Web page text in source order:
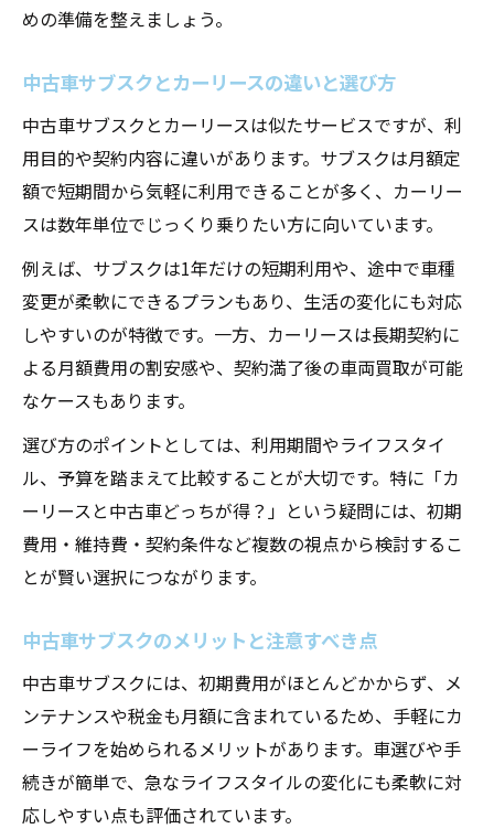
めの準備を整えましょう。
中古車サブスクとカーリースの違いと選び方
中古車サブスクとカーリースは似たサービスですが、利
用目的や契約内容に違いがあります。サブスクは月額定
額で短期間から気軽に利用できることが多く、カーリー
スは数年単位でじっくり乗りたい方に向いています。
例えば、サブスクは1年だけの短期利用や、途中で車種
変更が柔軟にできるプランもあり、生活の変化にも対応
しやすいのが特徴です。一方、カーリースは長期契約に
よる月額費用の割安感や、契約満了後の車両買取が可能
なケースもあります。
選び方のポイントとしては、利用期間やライフスタイ
ル、予算を踏まえて比較することが大切です。特に「カ
ーリースと中古車どっちが得？」という疑問には、初期
費用・維持費・契約条件など複数の視点から検討するこ
とが賢い選択につながります。
中古車サブスクのメリットと注意すべき点
中古車サブスクには、初期費用がほとんどかからず、メ
ンテナンスや税金も月額に含まれているため、手軽にカ
ーライフを始められるメリットがあります。車選びや手
続きが簡単で、急なライフスタイルの変化にも柔軟に対
応しやすい点も評価されています。